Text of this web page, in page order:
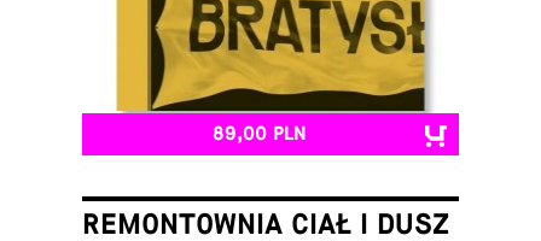
89,00 PLN
REMONTOWNIA CIAŁ I DUSZ